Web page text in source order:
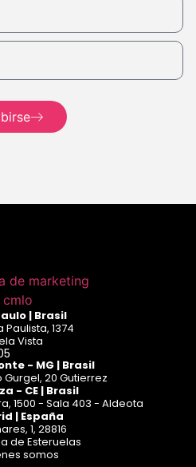
| Brasil
Paulista, 1374
Vista
- MG | Brasil
Gurgel, 20 Gutierrez
- CE | Brasil
1500 - Sala 403 - Aldeota
| España
1, 28816
de Esteruelas
somos